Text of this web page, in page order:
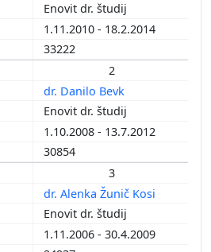
Enovit dr. študij
1.11.2010 - 18.2.2014
33222
2
dr. Danilo Bevk
Enovit dr. študij
1.10.2008 - 13.7.2012
30854
3
dr. Alenka Žunič Kosi
Enovit dr. študij
1.11.2006 - 30.4.2009